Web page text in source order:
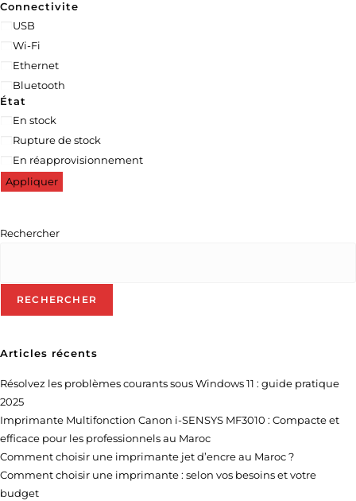
Connectivite
USB
Wi-Fi
Ethernet
Bluetooth
État
En stock
Rupture de stock
En réapprovisionnement
Appliquer
Rechercher
RECHERCHER
Articles récents
Résolvez les problèmes courants sous Windows 11 : guide pratique
2025
Imprimante Multifonction Canon i-SENSYS MF3010 : Compacte et
efficace pour les professionnels au Maroc
Comment choisir une imprimante jet d’encre au Maroc ?
Comment choisir une imprimante : selon vos besoins et votre
budget